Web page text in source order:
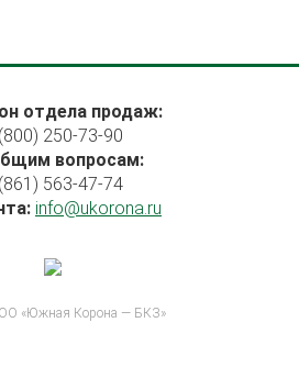
отдела продаж:
250-73-90
вопросам:
563-47-74
info@ukorona.ru
«Южная Корона — БКЗ»